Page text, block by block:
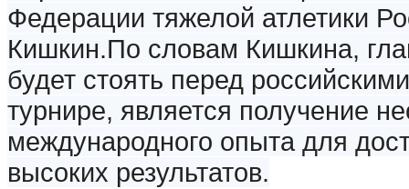
Федерации тяжелой атлетики
Кишкин.По словам Кишкина,
будет стоять перед
турнире, является получение
международного опыта для
высоких результатов.